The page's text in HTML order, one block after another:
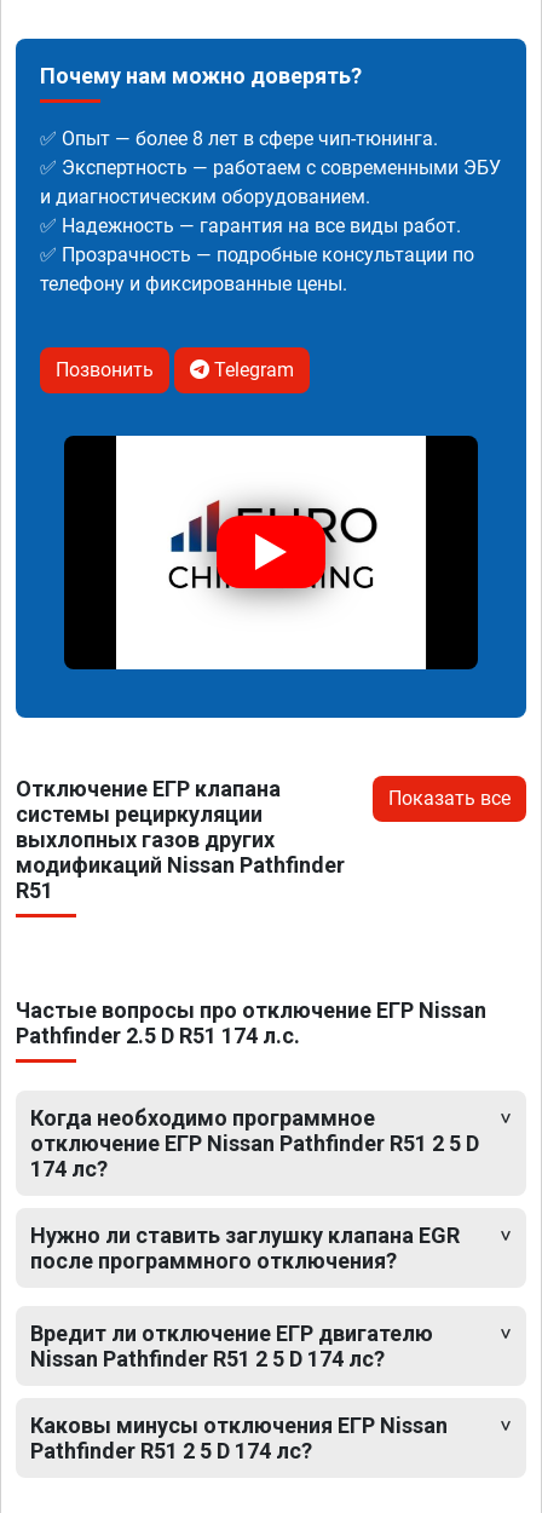
Почему нам можно доверять?
✅ Опыт — более 8 лет в сфере чип-тюнинга.
✅ Экспертность — работаем с современными ЭБУ
и диагностическим оборудованием.
✅ Надежность — гарантия на все виды работ.
✅ Прозрачность — подробные консультации по
телефону и фиксированные цены.
Позвонить Telegram
Отключение ЕГР клапана
системы рециркуляции
выхлопных газов других
модификаций Nissan Pathfinder
R51
Показать все
Частые вопросы про отключение ЕГР Nissan
Pathfinder 2.5 D R51 174 л.с.
Когда необходимо программное
отключение ЕГР Nissan Pathfinder R51 2 5 D
174 лс?
Нужно ли ставить заглушку клапана EGR
после программного отключения?
Вредит ли отключение ЕГР двигателю
Nissan Pathfinder R51 2 5 D 174 лс?
Каковы минусы отключения ЕГР Nissan
Pathfinder R51 2 5 D 174 лс?